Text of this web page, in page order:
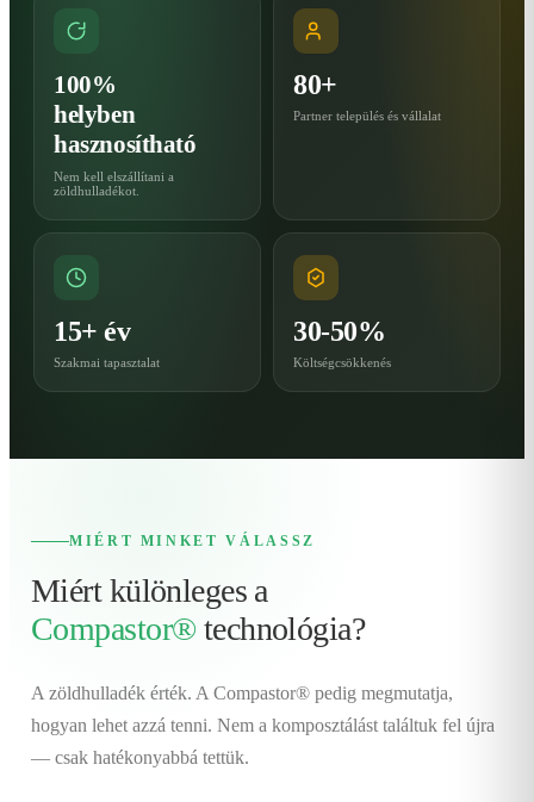
100%
helyben
hasznosítható
Nem kell elszállítani a
zöldhulladékot.
80+
Partner település és vállalat
15+ év
Szakmai tapasztalat
30-50%
Költségcsökkenés
MIÉRT MINKET VÁLASSZ
Miért különleges a
Compastor® technológia?
A zöldhulladék érték. A Compastor® pedig megmutatja,
hogyan lehet azzá tenni. Nem a komposztálást találtuk fel újra
— csak hatékonyabbá tettük.